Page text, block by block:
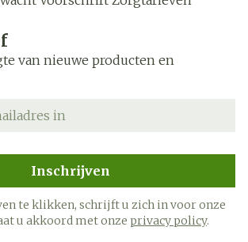
van nieuwe producten en
Inschrijven
te klikken, schrijft u zich in voor onze
u akkoord met onze privacy policy.